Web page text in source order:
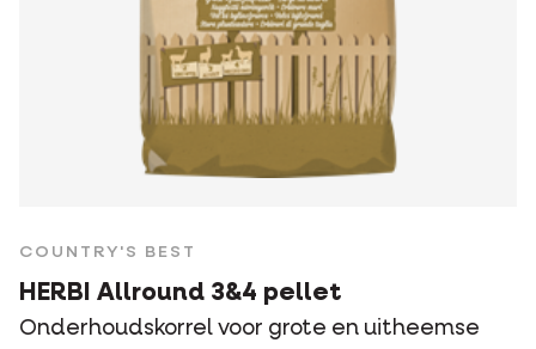
COUNTRY'S BEST
HERBI Allround 3&4 pellet
Onderhoudskorrel voor grote en uitheemse